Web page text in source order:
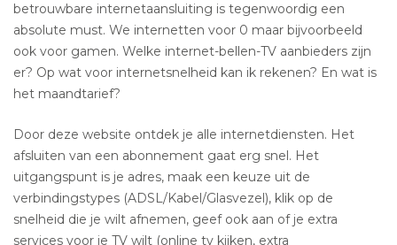
betrouwbare internetaansluiting is tegenwoordig een
absolute must. We internetten voor 0 maar bijvoorbeeld
ook voor gamen. Welke internet-bellen-TV aanbieders zijn
er? Op wat voor internetsnelheid kan ik rekenen? En wat is
het maandtarief?
Door deze website ontdek je alle internetdiensten. Het
afsluiten van een abonnement gaat erg snel. Het
uitgangspunt is je adres, maak een keuze uit de
verbindingstypes (ADSL/Kabel/Glasvezel), klik op de
snelheid die je wilt afnemen, geef ook aan of je extra
services voor je TV wilt (online tv kijken, extra